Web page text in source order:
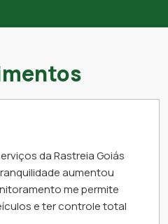
da Rastreia Goiás
aumentou
me permite
e ter controle total